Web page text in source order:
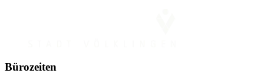
Bürozeiten